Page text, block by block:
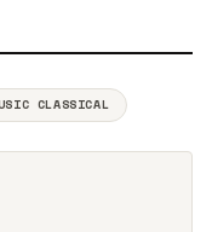
CLASSICAL